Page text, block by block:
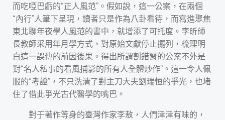
而吃啞巴虧的“正人風范”。假如說，這一公案，在兩個
“內行”人筆下呈現，讀者只是作為八卦看待，而寫進聚焦
東北聯年夜學人風范的書中，就增添了可托度。李昕師
長教師采用年月學方式，對原始文獻停止擺列，梳理明
白這一誤傳的前因後果。得出所謂割錯腎的公案不外是
對“名人私事的看風捕影的所有人全體炒作”。這一令人佩
服的“考證”，不只洗清了對主刀大夫劉瑞恒的爭光，也堵
住了借此爭光古代醫學的嘴巴。
對于著作等身的臺灣作家李敖，人們津津有味的，